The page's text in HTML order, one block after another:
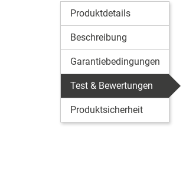
Produktdetails
Beschreibung
Garantiebedingungen
Test & Bewertungen
Produktsicherheit